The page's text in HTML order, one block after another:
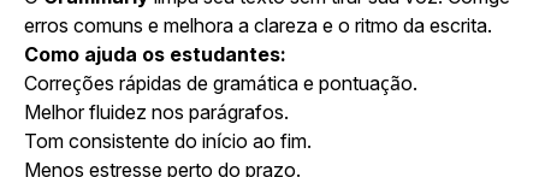
erros comuns e melhora a clareza e o ritmo da escrita.
Como ajuda os estudantes:
Correções rápidas de gramática e pontuação.
Melhor fluidez nos parágrafos.
Tom consistente do início ao fim.
Menos estresse perto do prazo.